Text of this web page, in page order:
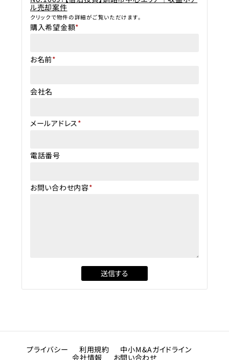
ル売却案件
クリックで物件の詳細がご覧いただけます。
購入希望金額*
お名前*
会社名
メールアドレス*
電話番号
お問い合わせ内容*
プライバシー 利用規約
中小M&Aガイドライン
会社情報
お問い合わせ